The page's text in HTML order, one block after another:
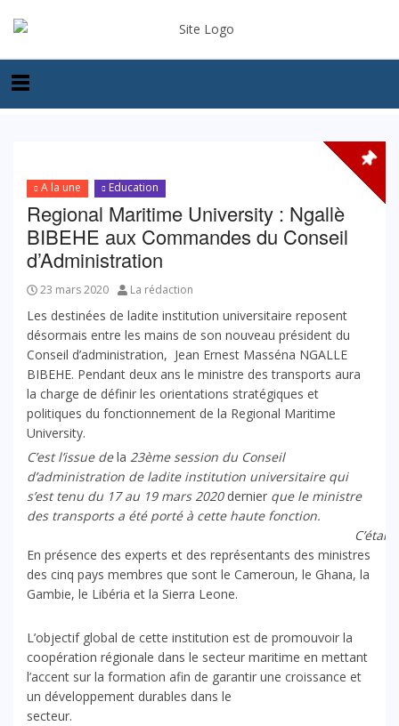
A la une Education
Regional Maritime University : Ngallè
BIBEHE aux Commandes du Conseil
d’Administration
23 mars 2020 La rédaction
Les destinées de ladite institution universitaire reposent
désormais entre les mains de son nouveau président du
Conseil d’administration, Jean Ernest Masséna NGALLE
BIBEHE. Pendant deux ans le ministre des transports aura
la charge de définir les orientations stratégiques et
politiques du fonctionnement de la Regional Maritime
University.
C’est l’issue dela 23ème session du Conseil
d’administration de ladite institution universitaire qui
s’est tenu du 17 au 19 mars 2020dernier que le ministre
des transports a été porté à cette haute fonction.
C’était
En présence des experts et des représentants des ministres
des cinq pays membres que sont le Cameroun, le Ghana, la
Gambie, le Libéria et la Sierra Leone.
L’objectif global de cette institution est de promouvoir la
coopération régionale dans le secteur maritime en mettant
l’accent sur la formation afin de garantir une croissance et
un développement durables dans le